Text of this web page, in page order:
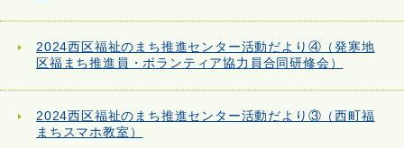
2024西区福祉のまち推進センター活動だより④（発寒地
区福まち推進員・ボランティア協力員合同研修会）
2024西区福祉のまち推進センター活動だより③（西町福
まちスマホ教室）